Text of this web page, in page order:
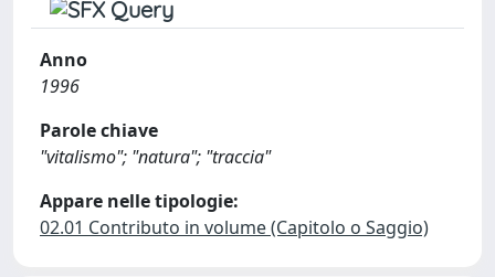
Anno
1996
Parole chiave
"vitalismo"; "natura"; "traccia"
Appare nelle tipologie:
02.01 Contributo in volume (Capitolo o Saggio)